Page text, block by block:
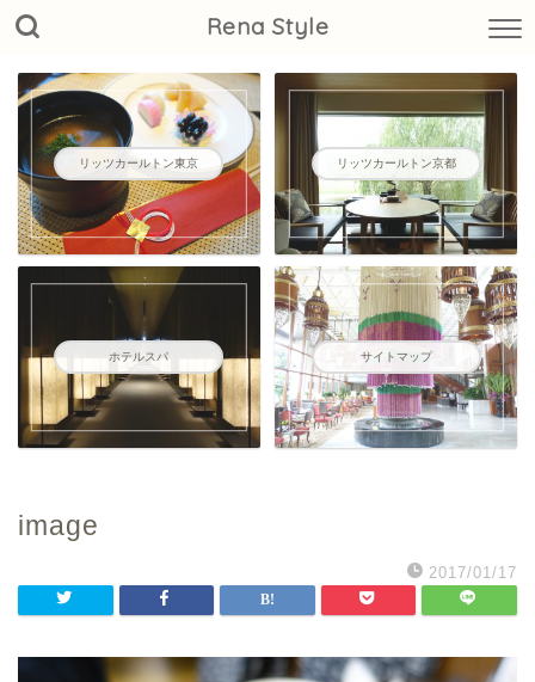
Rena Style
リッツカールトン東京 リッツカールトン京都
ホテルスパ サイトマップ
image
2017/01/17